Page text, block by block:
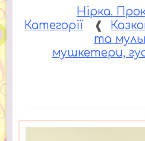
Нірка.
Категорії ❰
та
мушкетери,